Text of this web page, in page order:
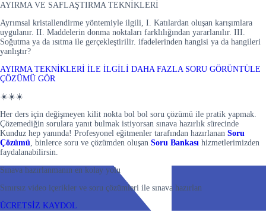
AYIRMA VE SAFLAŞTIRMA TEKNİKLERİ
Ayrımsal kristallendirme yöntemiyle ilgili, I. Katılardan oluşan karışımlara
uygulanır. II. Maddelerin donma noktaları farklılığından yararlanılır. III.
Soğutma ya da ısıtma ile gerçekleştirilir. ifadelerinden hangisi ya da hangileri
yanlıştır?
AYIRMA TEKNİKLERİ İLE İLGİLİ DAHA FAZLA SORU GÖRÜNTÜLE
ÇÖZÜMÜ GÖR
☀️☀️☀️
Her ders için değişmeyen kilit nokta bol bol soru çözümü ile pratik yapmak.
Çözemediğin sorulara yanıt bulmak istiyorsan sınava hazırlık sürecinde
Kunduz hep yanında! Profesyonel eğitmenler tarafından hazırlanan Soru
Çözümü, binlerce soru ve çözümden oluşan Soru Bankası hizmetlerimizden
faydalanabilirsin.
Sınava hazırlanmanın en kolay yolu
Sınırsız video içerikler ve soru çözümleri ile sınava hazırlan
ÜCRETSİZ KAYDOL